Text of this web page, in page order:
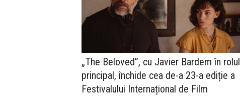
„The Beloved”, cu Javier Bardem în rolul
principal, închide cea de-a 23-a ediție a
Festivalului Internațional de Film